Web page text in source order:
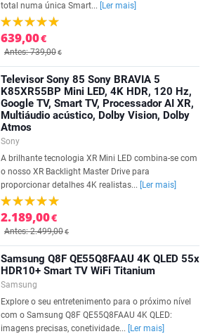
total numa única Smart...
[Ler mais]
639,00€
Antes: 739,00€
Televisor Sony 85 Sony BRAVIA 5
K85XR55BP Mini LED, 4K HDR, 120 Hz,
Google TV, Smart TV, Processador AI XR,
Multiáudio acústico, Dolby Vision, Dolby
Atmos
Sony
A brilhante tecnologia XR Mini LED combina-se com
o nosso XR Backlight Master Drive para
proporcionar detalhes 4K realistas...
[Ler mais]
2.189,00€
Antes: 2.499,00€
Samsung Q8F QE55Q8FAAU 4K QLED 55x
HDR10+ Smart TV WiFi Titanium
Samsung
Explore o seu entretenimento para o próximo nível
com o Samsung Q8F QE55Q8FAAU 4K QLED:
imagens precisas, conetividade...
[Ler mais]